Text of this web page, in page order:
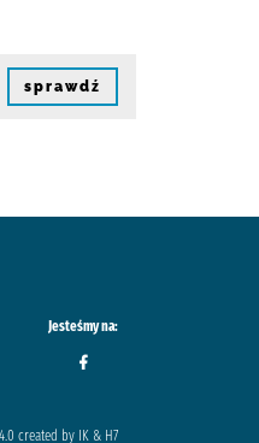
sprawdź
Jesteśmy na:
created by IK & H7